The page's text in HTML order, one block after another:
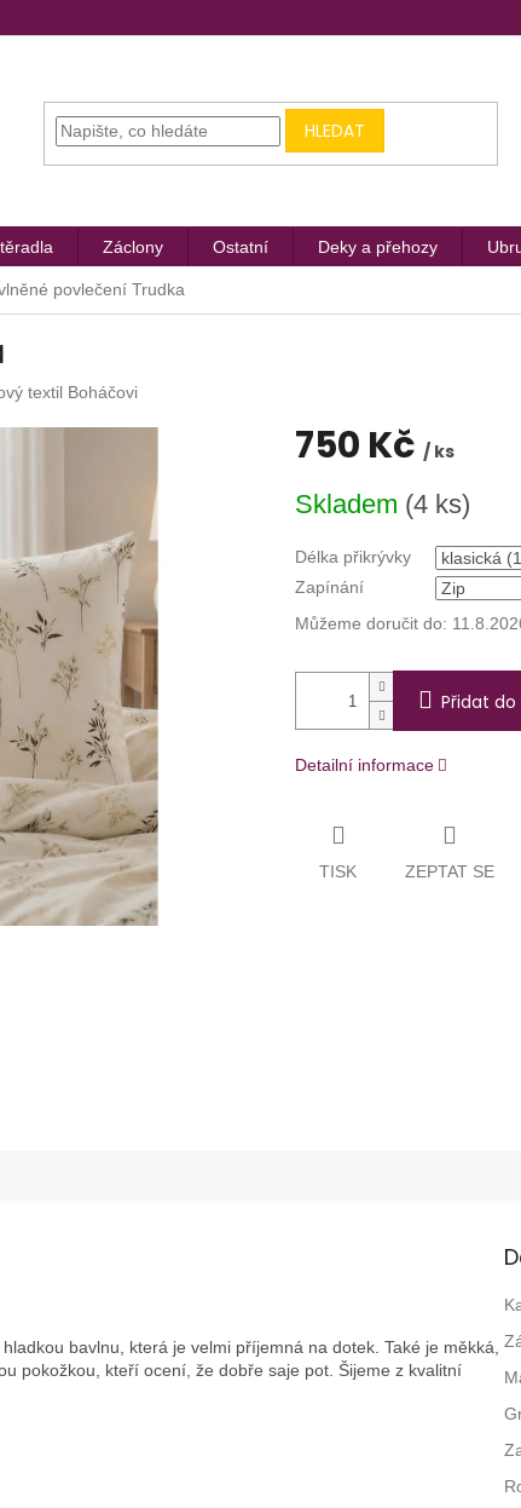
HLEDAT
Záclony Ostatní Deky a přehozy
povlečení Trudka
textil Boháčovi
750 Kč / ks
cena:
Skladem (4 ks)
Délka přikrývky
Zapínání
Můžeme doručit do:
Přidat do
Detailní informace
TISK ZEPTAT SE
bavlnu, která je velmi příjemná na dotek. Také je měkká,
pokožkou, kteří ocení, že dobře saje pot. Šijeme z kvalitní